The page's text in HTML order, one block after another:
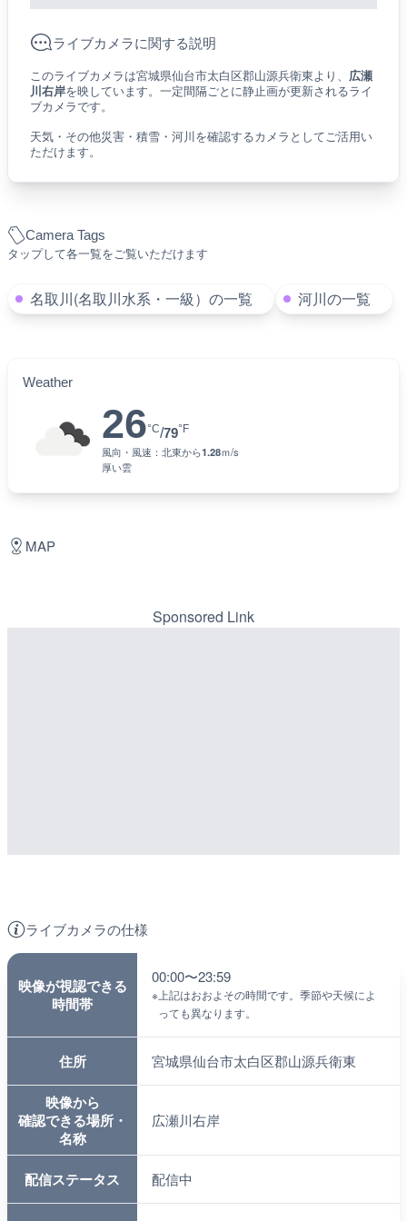
Camera Tags
タップして各一覧をご覧いただけます
名取川(名取川水系・一級）の一覧 河川の一覧
Weather
26°C/79°F
風向・風速： 北東から1.28ｍ/s
厚い雲
ライブカメラに関する説明
このライブカメラは宮城県仙台市太白区郡山源兵衛東より、 広瀬
川右岸を映しています。一定間隔ごとに静止画が更新されるライ
ブカメラです。
天気・その他災害・積雪・河川を確認するカメラとしてご活用い
ただけます。
ライブカメラの仕様
映像が視認できる
時間帯
00:00〜23:59
※ 上記はおおよその時間です。季節や天候によ
っても異なります。
住所 宮城県仙台市太白区郡山源兵衛東
映像から
確認できる場所・
名称
広瀬川右岸
配信ステータス 配信中
MAP
Sponsored Link